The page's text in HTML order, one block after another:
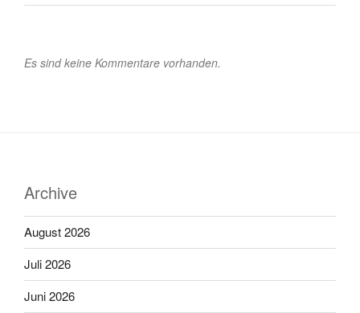
Es sind keine Kommentare vorhanden.
Archive
August 2026
Juli 2026
Juni 2026